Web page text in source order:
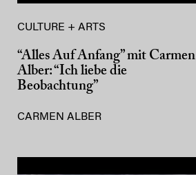
CULTURE + ARTS
“Alles Auf Anfang” mit Carmen
Alber: “Ich liebe die
Beobachtung”
CARMEN ALBER